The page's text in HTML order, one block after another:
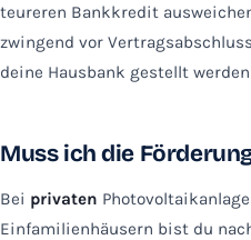
teureren Bankkredit
zwingend vor
deine Hausbank gestellt
Muss ich die
Bei privaten
Einfamilienhäusern bist du